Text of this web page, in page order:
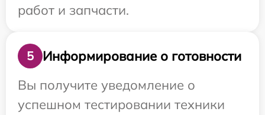
работ и запчасти.
5
Информирование о готовности
Вы получите уведомление о
успешном тестировании техники